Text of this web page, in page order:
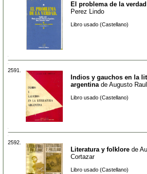
El problema de la verdad
Perez Lindo
Libro usado (Castellano)
2591.
Indios y gauchos en la
argentina de Augusto
Libro usado (Castellano)
2592.
Literatura y folklore de
Cortazar
Libro usado (Castellano)